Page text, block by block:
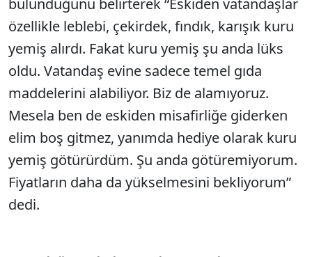
bulunduğunu belirterek “Eskiden vatandaşlar
özellikle leblebi, çekirdek, fındık, karışık kuru
yemiş alırdı. Fakat kuru yemiş şu anda lüks
oldu. Vatandaş evine sadece temel gıda
maddelerini alabiliyor. Biz de alamıyoruz.
Mesela ben de eskiden misafirliğe giderken
elim boş gitmez, yanımda hediye olarak kuru
yemiş götürürdüm. Şu anda götüremiyorum.
Fiyatların daha da yükselmesini bekliyorum”
dedi.